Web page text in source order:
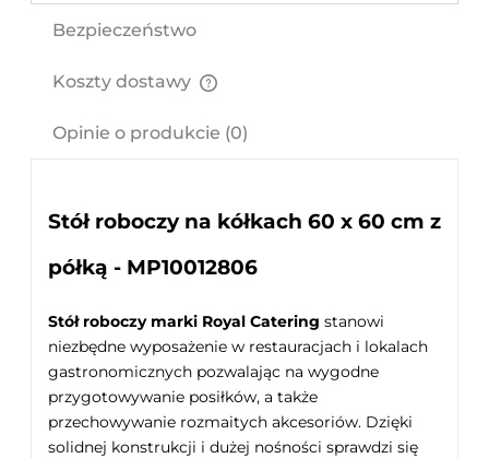
Bezpieczeństwo
Koszty dostawy
Opinie o produkcie (0)
Stół roboczy na kółkach 60 x 60 cm z
półką - MP10012806
Stół roboczy marki Royal Catering stanowi
niezbędne wyposażenie w restauracjach i lokalach
gastronomicznych pozwalając na wygodne
przygotowywanie posiłków, a także
przechowywanie rozmaitych akcesoriów. Dzięki
solidnej konstrukcji i dużej nośności sprawdzi się